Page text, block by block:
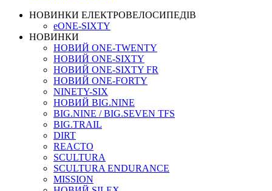
НОВИНКИ ЕЛЕКТРОВЕЛОСИПЕДІВ
eONE-SIXTY
НОВИНКИ
НОВИЙ ONE-TWENTY
НОВИЙ ONE-SIXTY
НОВИЙ ONE-SIXTY FR
НОВИЙ ONE-FORTY
NINETY-SIX
НОВИЙ BIG.NINE
BIG.NINE / BIG.SEVEN TFS
BIG.TRAIL
DIRT
REACTO
SCULTURA
SCULTURA ENDURANCE
MISSION